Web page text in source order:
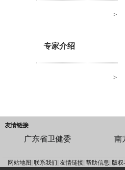
>
专家介绍
>
友情链接
广东省卫健委 南
网站地图| 联系我们| 友情链接| 帮助信息| 版权